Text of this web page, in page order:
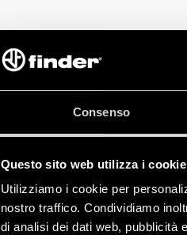
Consenso
Questo sito web utilizza i cookie
Utilizziamo i cookie per
nostro traffico. Condividiamo
di analisi dei dati web, pubblicità